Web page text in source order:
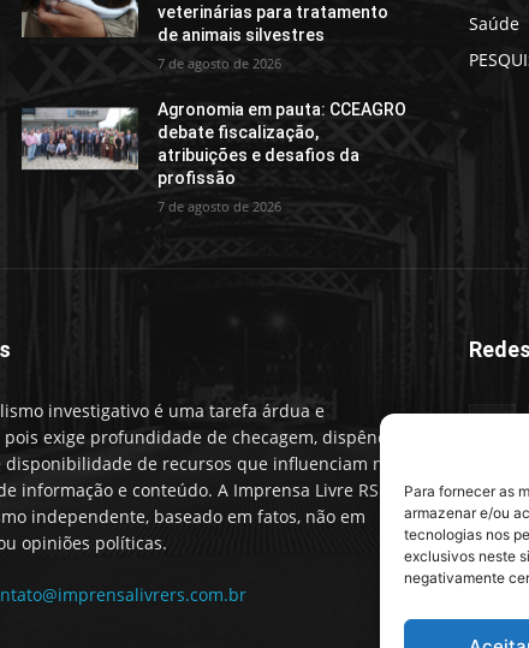
Para fornecer as
armazenar e/ou
tecnologias nos
exclusivos neste
negativamente
veterinárias para tratamento
de animais silvestres
7 de agosto de 2026
Agronomia em pauta: CCEAGRO
debate fiscalização,
atribuições e desafios da
profissão
7 de agosto de 2026
Saúde
investigativo é uma tarefa árdua e
exige profundidade de checagem, dispêndio
de recursos que influenciam na
informação e conteúdo. A Imprensa Livre RS faz
independente, baseado em fatos, não em
opiniões políticas.